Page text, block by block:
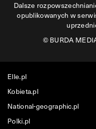
Dalsze
opublikowanych w
©BURDA
Elle.pl
Kobieta.pl
National-geographic.pl
Polki.pl